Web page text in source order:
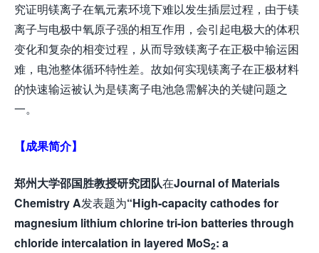
究证明镁离子在氧元素环境下难以发生插层过程，由于镁
离子与电极中氧原子强的相互作用，会引起电极大的体积
变化和复杂的相变过程，从而导致镁离子在正极中输运困
难，电池整体循环特性差。故如何实现镁离子在正极材料
的快速输运被认为是镁离子电池急需解决的关键问题之
一。
【成果简介】
郑州大学邵国胜教授研究团队在Journal of Materials
Chemistry A发表题为“High-capacity cathodes for
magnesium lithium chlorine tri-ion batteries through
chloride intercalation in layered MoS2: a